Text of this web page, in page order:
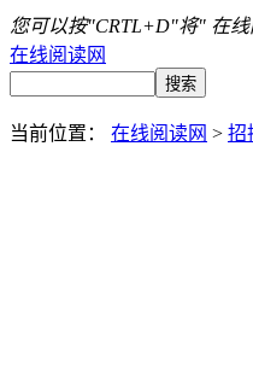
您可以按"CRTL+D"将" 在线
在线阅读网
当前位置： 在线阅读网 > 招